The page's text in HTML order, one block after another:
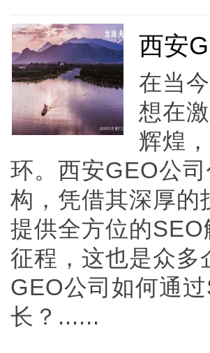
西安
在当
想在
辉煌
环。西安GEO公
构，凭借其深厚的
提供全方位的
征程，这也是众多
GEO公司如何通
长？......